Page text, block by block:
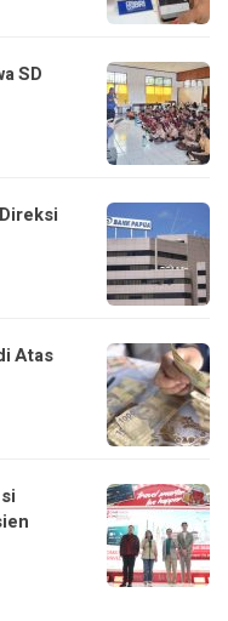
SD
Atas